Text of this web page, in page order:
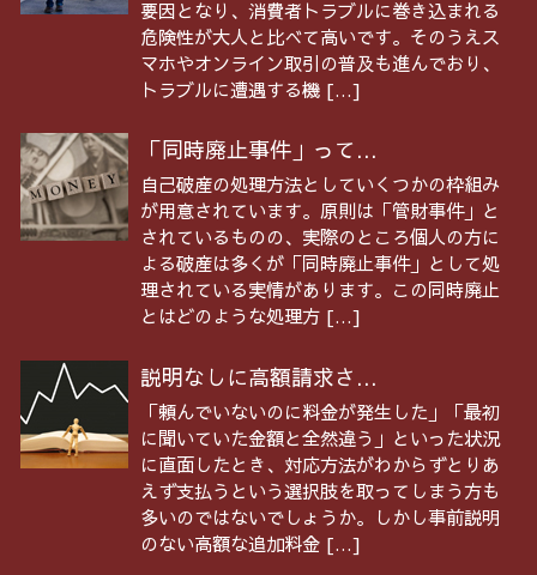
要因となり、消費者トラブルに巻き込まれる
危険性が大人と比べて高いです。そのうえス
マホやオンライン取引の普及も進んでおり、
トラブルに遭遇する機 […]
「同時廃止事件」って...
自己破産の処理方法としていくつかの枠組み
が用意されています。原則は「管財事件」と
されているものの、実際のところ個人の方に
よる破産は多くが「同時廃止事件」として処
理されている実情があります。この同時廃止
とはどのような処理方 […]
説明なしに高額請求さ...
「頼んでいないのに料金が発生した」「最初
に聞いていた金額と全然違う」といった状況
に直面したとき、対応方法がわからずとりあ
えず支払うという選択肢を取ってしまう方も
多いのではないでしょうか。しかし事前説明
のない高額な追加料金 […]